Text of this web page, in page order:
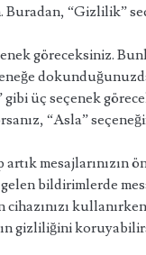
“Gizlilik”
göreceksiniz.
gibi üç seçenek
“Asla”
mesajlarınızın
bildirimlerde
gizliliğini